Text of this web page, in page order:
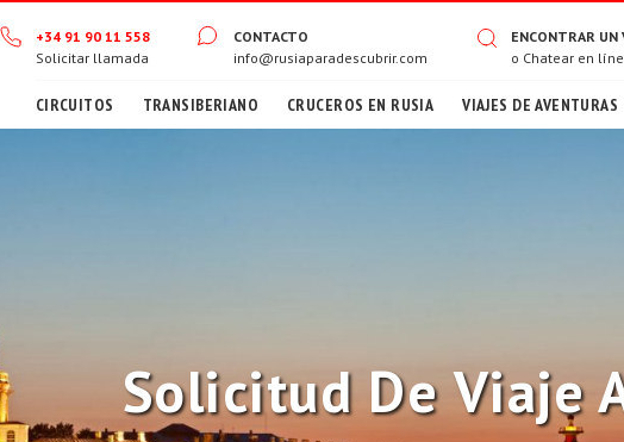
+34 91 90 11 558
Solicitar llamada
CONTACTO
info@rusiaparadescubrir.com
ENCONTRAR UN
o Chatear en
CIRCUITOS TRANSIBERIANO CRUCEROS EN RUSIA VIAJES DE AVENTURAS
Solicitud De Viaje